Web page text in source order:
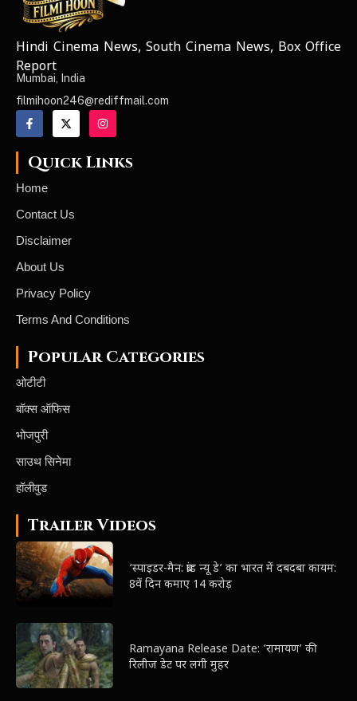
NEWS ELEMENTOR
Hindi Cinema News, South Cinema News, Box Office
Report
Mumbai, India
filmihoon246@rediffmail.com
Quick Links
Home
Contact Us
Disclaimer
About Us
Privacy Policy
Terms And Conditions
Popular Categories
ओटीटी
बॉक्स ऑफिस
भोजपुरी
साउथ सिनेमा
हॉलीवुड
Trailer Videos
‘स्पाइडर-मैन: ब्रांड न्यू डे’ का भारत में दबदबा कायम:
8वें दिन कमाए 14 करोड़
Ramayana Release Date: ‘रामायण’ की
रिलीज डेट पर लगी मुहर